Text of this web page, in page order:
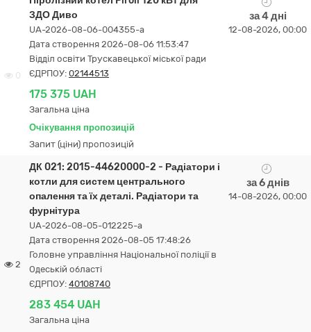
0
ЗДО Диво
UA-2026-08-06-004355-a
Дата створення 2026-08-06 11:53:47
Відділ освіти Трускавецької міської ради
ЄДРПОУ: 02144513
175 375 UAH
Загальна ціна
Очікування пропозицій
Запит (ціни) пропозицій
за 4 дні
12-08-2026, 00:00
2
ДК 021: 2015-44620000-2 - Радіатори і
котли для систем центрального
опалення та їх деталі. Радіатори та
фурнітура
UA-2026-08-05-012225-a
Дата створення 2026-08-05 17:48:26
Головне управління Національної поліції в
Одеській області
ЄДРПОУ: 40108740
283 454 UAH
Загальна ціна
за 6 днів
14-08-2026, 00:00